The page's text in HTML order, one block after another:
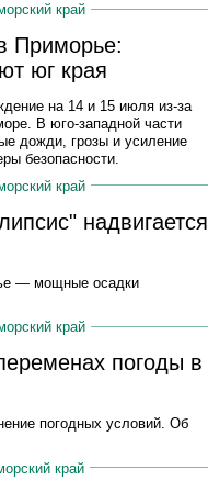
край
Приморье:
юг края
на 14 и 15 июля из-за
В юго-западной части
дожди, грозы и усиление
безопасности.
край
надвигается
— мощные осадки
край
погоды в
погодных условий. Об
край